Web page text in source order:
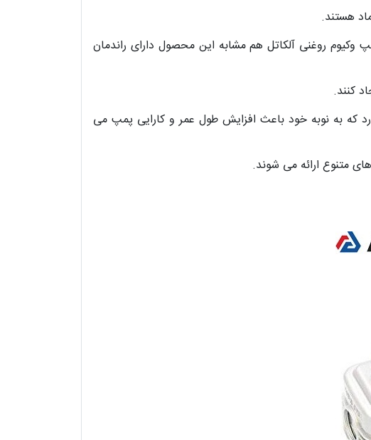
هستند.
وکیوم روغنی آلکاتل هم مشابه این محصول دارای راندمان
که به نوبه خود باعث افزایش طول عمر و کارایی پمپ می
متنوع ارائه می شوند.